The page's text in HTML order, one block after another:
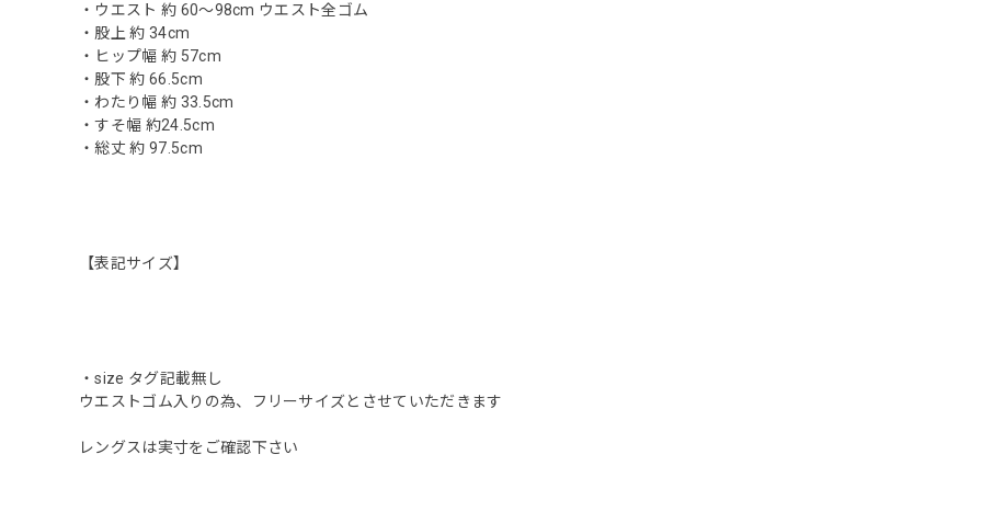
・ウエスト 約 60〜98cm ウエスト全ゴム
・股上 約 34cm
・ヒップ幅 約 57cm
・股下 約 66.5cm
・わたり幅 約 33.5cm
・すそ幅 約24.5cm
・総丈 約 97.5cm
【表記サイズ】
・size タグ記載無し
ウエストゴム入りの為、フリーサイズとさせていただきます
レングスは実寸をご確認下さい